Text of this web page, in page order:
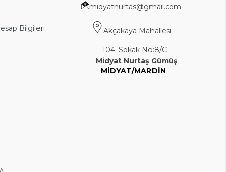
midyatnurtas@gmail.com
Bilgileri Akçakaya Mahallesi
104. Sokak No:8/C
Midyat Nurtaş Gümüş
MİDYAT/MARDİN